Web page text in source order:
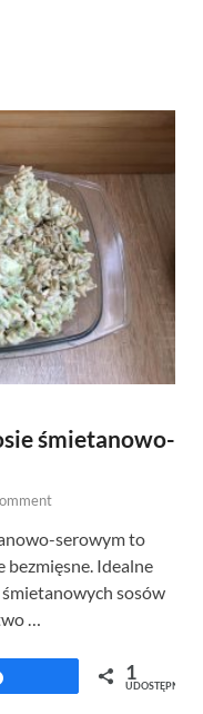
śmietanowo-
serowym to
bezmięsne. Idealne
sosów
…
1
UDOSTĘPNIEŃ